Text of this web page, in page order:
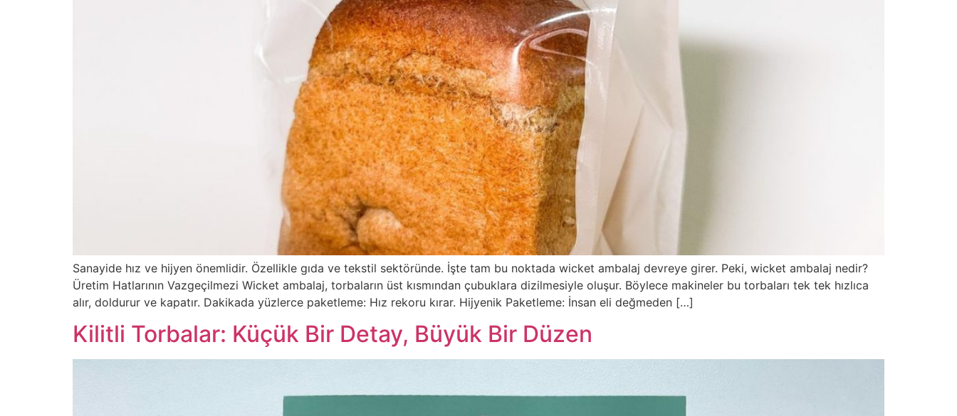
Sanayide hız ve hijyen önemlidir. Özellikle gıda ve tekstil sektöründe. İşte tam bu noktada wicket ambalaj devreye girer. Peki, wicket ambalaj nedir?
Üretim Hatlarının Vazgeçilmezi Wicket ambalaj, torbaların üst kısmından çubuklara dizilmesiyle oluşur. Böylece makineler bu torbaları tek tek hızlıca
alır, doldurur ve kapatır. Dakikada yüzlerce paketleme: Hız rekoru kırar. Hijyenik Paketleme: İnsan eli değmeden […]
Kilitli Torbalar: Küçük Bir Detay, Büyük Bir Düzen